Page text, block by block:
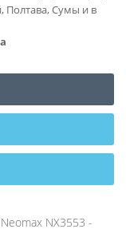
Полтава, Сумы и в
NX3553 -